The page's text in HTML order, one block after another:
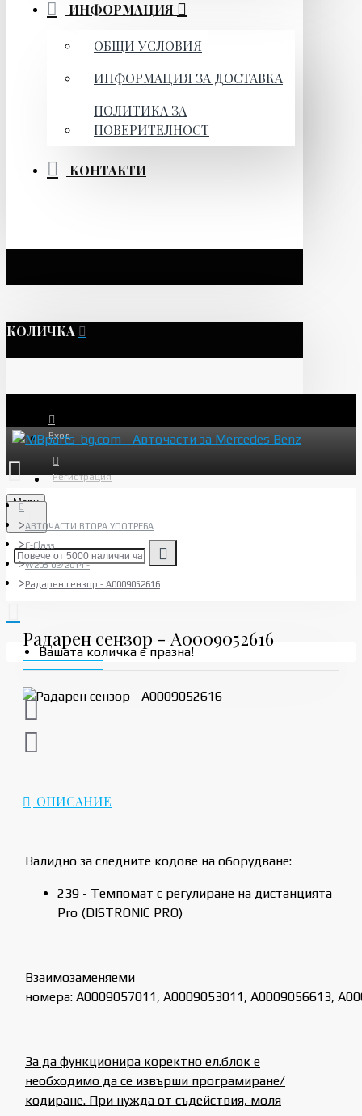
ИНФОРМАЦИЯ
ОБЩИ УСЛОВИЯ
ИНФОРМАЦИЯ ЗА ДОСТАВКА
ПОЛИТИКА ЗА
ПОВЕРИТЕЛНОСТ
КОНТАКТИ
КОЛИЧКА
Вход
Регистрация
Menu
Вашата количка е празна!
АВТОЧАСТИ ВТОРА УПОТРЕБА
C-Class
W205 02/2014 -
Радарен сензор - A0009052616
Радарен сензор - A0009052616
ОПИСАНИЕ
Валидно за следните кодове на оборудване:
239 - Темпомат с регулиране на дистанцията
Pro (DISTRONIC PRO)
Взаимозаменяеми
номера: A0009057011, A0009053011, A0009056613,
За да функционира коректно ел.блок е
необходимо да се извърши програмиране/
кодиране. При нужда от съдействия, моля